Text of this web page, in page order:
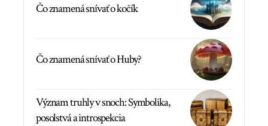
Čo znamená snívať o kočík
Čo znamená snívať o Huby?
Význam truhly v snoch: Symbolika,
posolstvá a introspekcia